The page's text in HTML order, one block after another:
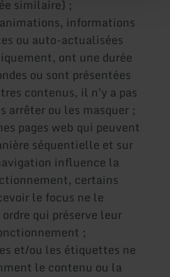
similaire) ;
informations
ou auto-actualisées
ont une durée
ou sont présentées
contenus, il n'y a pas
arrêter ou les masquer ;
pages web qui peuvent
séquentielle et sur
influence la
certains
le focus ne le
qui préserve leur
;
et/ou les étiquettes ne
le contenu ou la